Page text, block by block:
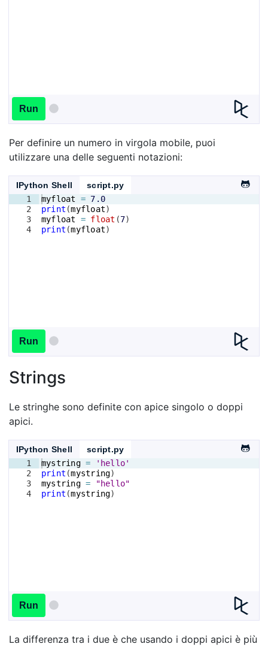
Run
Per definire un numero in virgola mobile, puoi
utilizzare una delle seguenti notazioni:
IPython Shell
script.py
1
2
3
4
myfloat = 7.0
print (myfloat)
myfloat
= float (7)
print (myfloat)
Run
Strings
Le stringhe sono definite con apice singolo o doppi
apici.
IPython Shell
script.py
1
2
3
4
mystring =
'hello'
print (mystring)
mystring =
"hello"
print (mystring)
Run
La differenza tra i due è che usando i doppi apici è più